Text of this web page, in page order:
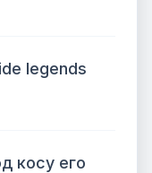
legends
косу его